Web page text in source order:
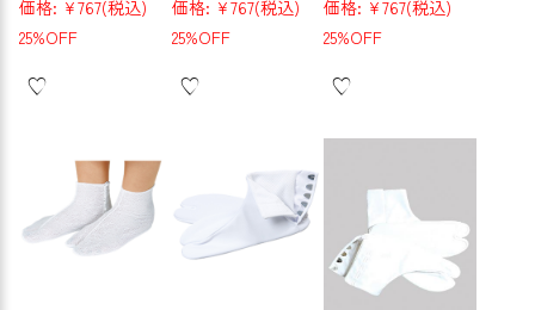
価格: ¥767(税込)
25%OFF
価格: ¥767(税込)
25%OFF
価格: ¥767(税込)
25%OFF